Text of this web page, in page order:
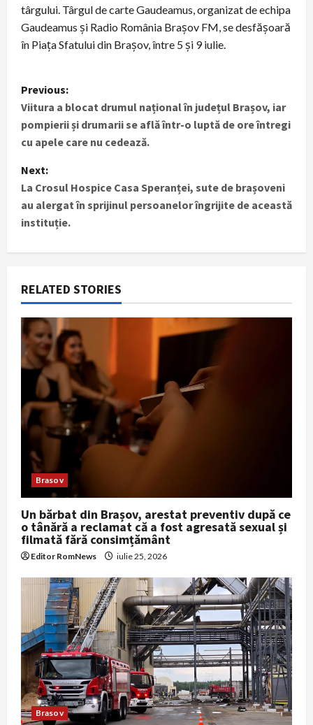
târgului. Târgul de carte Gaudeamus, organizat de echipa
Gaudeamus și Radio România Brașov FM, se desfășoară
în Piața Sfatului din Brașov, între 5 și 9 iulie.
P
o
s
t
n
a
v
i
g
a
t
i
o
n
Previous:
Viitura a blocat drumul național în județul Brașov, iar
pompierii și drumarii se află într-o luptă de ore întregi
cu apele care nu cedează.
Next:
La Crosul Hospice Casa Speranței, sute de brașoveni
au alergat în sprijinul persoanelor îngrijite de această
instituție.
RELATED STORIES
Brasov
Un bărbat din Brașov, arestat preventiv după ce
o tânără a reclamat că a fost agresată sexual și
filmată fără consimțământ
Editor RomNews iulie 25, 2026
Brasov